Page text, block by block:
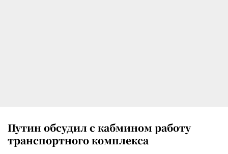
Путин обсудил с кабмином работу
транспортного комплекса